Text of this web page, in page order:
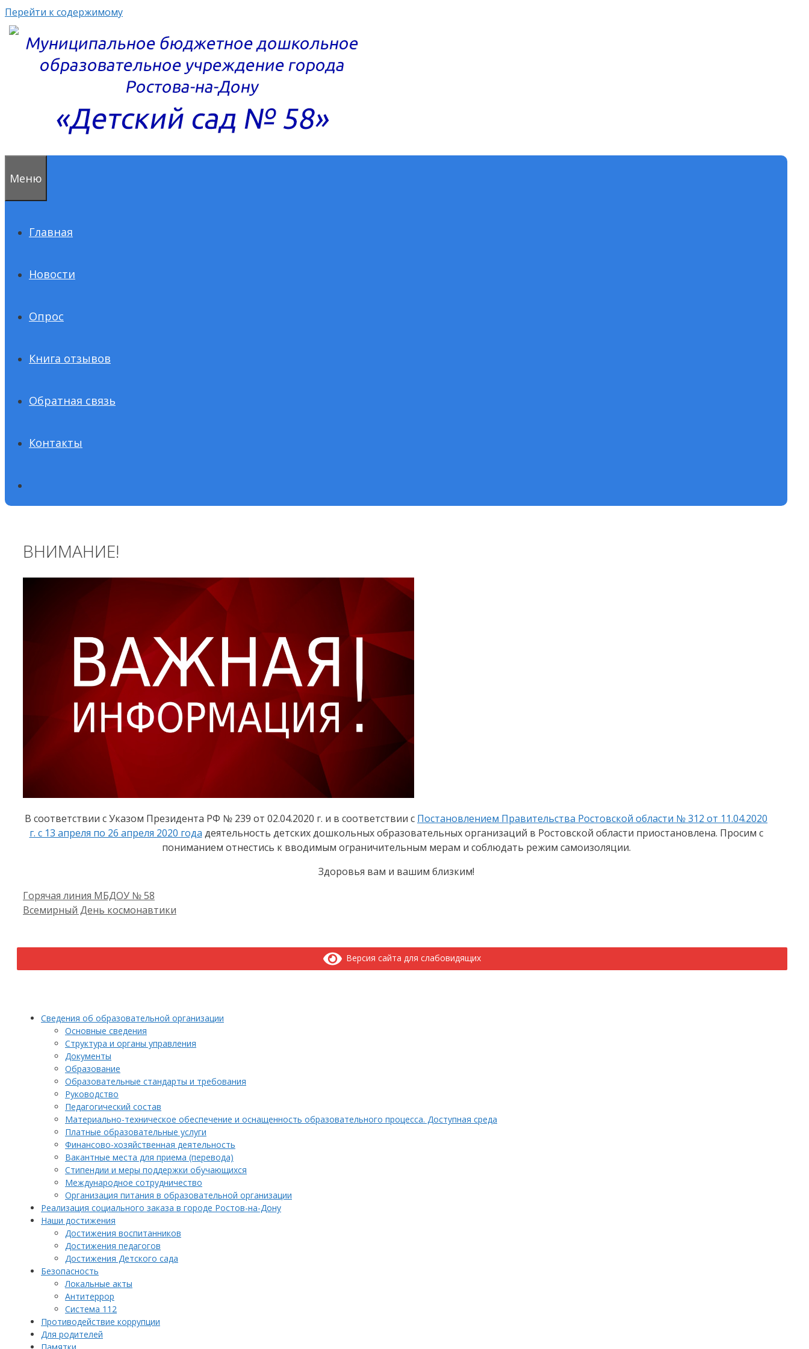
Перейти к содержимому
Меню
Главная
Новости
Опрос
Книга отзывов
Обратная связь
Контакты
ВНИМАНИЕ!
В соответствии с Указом Президента РФ № 239 от 02.04.2020 г. и в соответствии с Постановлением Правительства Ростовской области № 312 от 11.04.2020
г. с 13 апреля по 26 апреля 2020 года деятельность детских дошкольных образовательных организаций в Ростовской области приостановлена. Просим с
пониманием отнестись к вводимым ограничительным мерам и соблюдать режим самоизоляции.
Здоровья вам и вашим близким!
Горячая линия МБДОУ № 58
Всемирный День космонавтики
Версия сайта для слабовидящих
Сведения об образовательной организации
Основные сведения
Структура и органы управления
Документы
Образование
Образовательные стандарты и требования
Руководство
Педагогический состав
Материально-техническое обеспечение и оснащенность образовательного процесса. Доступная среда
Платные образовательные услуги
Финансово-хозяйственная деятельность
Вакантные места для приема (перевода)
Стипендии и меры поддержки обучающихся
Международное сотрудничество
Организация питания в образовательной организации
Реализация социального заказа в городе Ростов-на-Дону
Наши достижения
Достижения воспитанников
Достижения педагогов
Достижения Детского сада
Безопасность
Локальные акты
Антитеррор
Система 112
Противодействие коррупции
Для родителей